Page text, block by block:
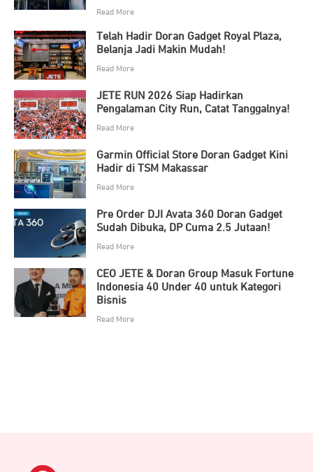
Read More
Telah Hadir Doran Gadget Royal Plaza,
Belanja Jadi Makin Mudah!
Read More
JETE RUN 2026 Siap Hadirkan
Pengalaman City Run, Catat Tanggalnya!
Read More
Garmin Official Store Doran Gadget Kini
Hadir di TSM Makassar
Read More
Pre Order DJI Avata 360 Doran Gadget
Sudah Dibuka, DP Cuma 2.5 Jutaan!
Read More
CEO JETE & Doran Group Masuk Fortune
Indonesia 40 Under 40 untuk Kategori
Bisnis
Read More